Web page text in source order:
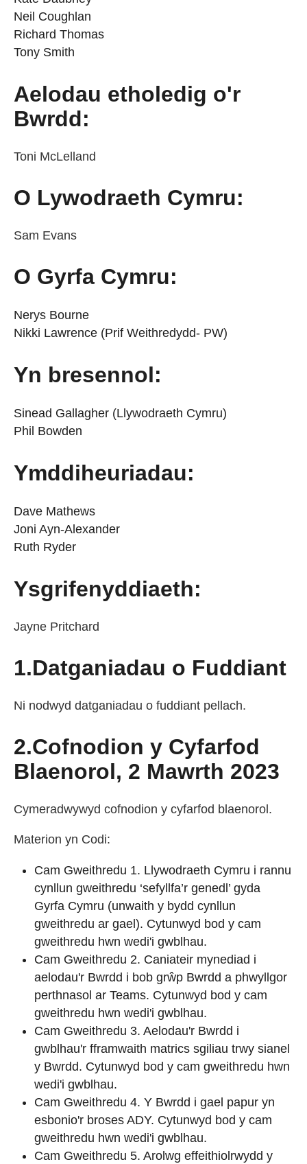
Neil Coughlan
Richard Thomas
Tony Smith
Aelodau etholedig o'r
Bwrdd:
Toni McLelland
O Lywodraeth Cymru:
Sam Evans
O Gyrfa Cymru:
Nerys Bourne
Nikki Lawrence (Prif Weithredydd- PW)
Yn bresennol:
Sinead Gallagher (Llywodraeth Cymru)
Phil Bowden
Ymddiheuriadau:
Dave Mathews
Joni Ayn-Alexander
Ruth Ryder
Ysgrifenyddiaeth:
Jayne Pritchard
1.Datganiadau o Fuddiant
Ni nodwyd datganiadau o fuddiant pellach.
2.Cofnodion y Cyfarfod
Blaenorol, 2 Mawrth 2023
Cymeradwywyd cofnodion y cyfarfod blaenorol.
Materion yn Codi:
Cam Gweithredu 1. Llywodraeth Cymru i rannu
cynllun gweithredu ‘sefyllfa’r genedl’ gyda
Gyrfa Cymru (unwaith y bydd cynllun
gweithredu ar gael). Cytunwyd bod y cam
gweithredu hwn wedi'i gwblhau.
Cam Gweithredu 2. Caniateir mynediad i
aelodau'r Bwrdd i bob grŵp Bwrdd a phwyllgor
perthnasol ar Teams. Cytunwyd bod y cam
gweithredu hwn wedi'i gwblhau.
Cam Gweithredu 3. Aelodau'r Bwrdd i
gwblhau'r fframwaith matrics sgiliau trwy sianel
y Bwrdd. Cytunwyd bod y cam gweithredu hwn
wedi'i gwblhau.
Cam Gweithredu 4. Y Bwrdd i gael papur yn
esbonio'r broses ADY. Cytunwyd bod y cam
gweithredu hwn wedi'i gwblhau.
Cam Gweithredu 5. Arolwg effeithiolrwydd y